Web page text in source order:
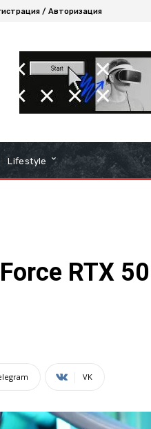
/ Авторизация
Lifestyle
RTX
VK